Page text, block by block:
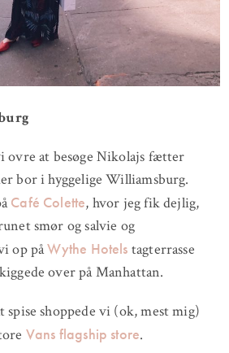
ovre at besøge Nikolajs fætter
bor i hyggelige Williamsburg.
Café Colette, hvor jeg fik dejlig,
smør og salvie og
op påWythe Hotels tagterrasse
over på Manhattan.
shoppede vi (ok, mest mig)
Vans flagship store.